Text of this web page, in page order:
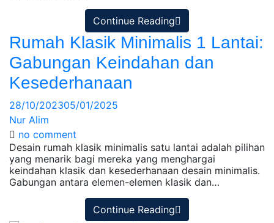
Continue Reading
Rumah Klasik Minimalis 1 Lantai:
Gabungan Keindahan dan
Kesederhanaan
28/10/202305/01/2025
Nur Alim
no comment
Desain rumah klasik minimalis satu lantai adalah pilihan
yang menarik bagi mereka yang menghargai
keindahan klasik dan kesederhanaan desain minimalis.
Gabungan antara elemen-elemen klasik dan…
Continue Reading